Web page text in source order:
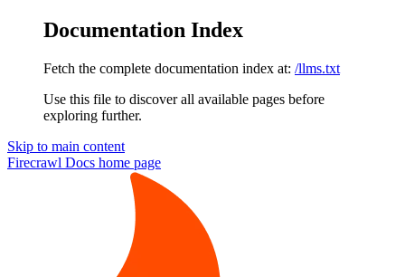
Documentation Index
Fetch the complete documentation index at: /llms.txt
Use this file to discover all available pages before
exploring further.
Skip to main content
Firecrawl Docs home page